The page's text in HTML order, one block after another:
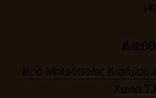
Ιερά Μητρόπολις
Χανιά